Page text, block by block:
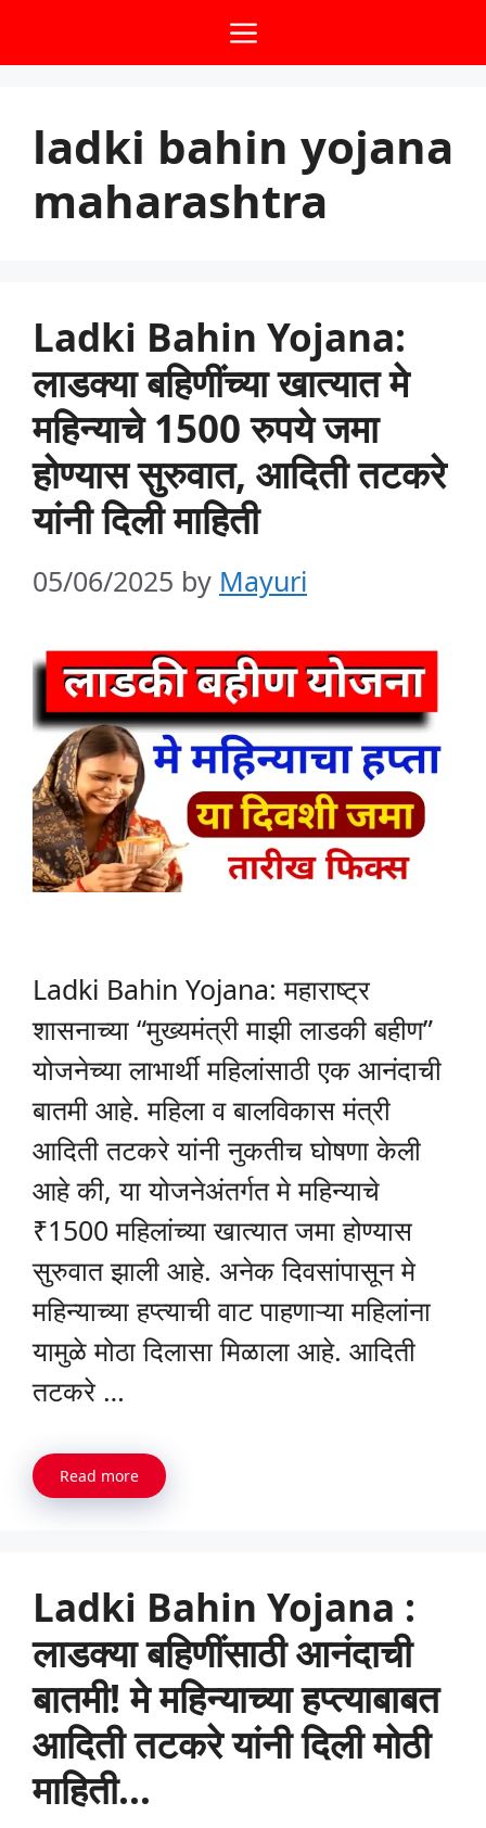
to
Menu
ladki bahin yojana
maharashtra
Ladki Bahin Yojana:
लाडक्या बहिणींच्या खात्यात मे
महिन्याचे 1500 रुपये जमा
होण्यास सुरुवात, आदिती तटकरे
यांनी दिली माहिती
05/06/2025 by Mayuri
Ladki Bahin Yojana: महाराष्ट्र
शासनाच्या “मुख्यमंत्री माझी लाडकी बहीण”
योजनेच्या लाभार्थी महिलांसाठी एक आनंदाची
बातमी आहे. महिला व बालविकास मंत्री
आदिती तटकरे यांनी नुकतीच घोषणा केली
आहे की, या योजनेअंतर्गत मे महिन्याचे
₹1500 महिलांच्या खात्यात जमा होण्यास
सुरुवात झाली आहे. अनेक दिवसांपासून मे
महिन्याच्या हप्त्याची वाट पाहणाऱ्या महिलांना
यामुळे मोठा दिलासा मिळाला आहे. आदिती
तटकरे …
Read more
Ladki Bahin Yojana :
लाडक्या बहिणींसाठी आनंदाची
बातमी! मे महिन्याच्या हप्त्याबाबत
आदिती तटकरे यांनी दिली मोठी
माहिती…